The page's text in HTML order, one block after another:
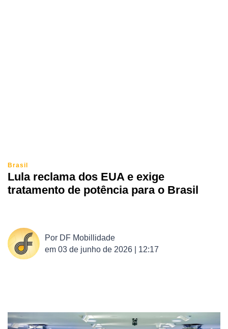
Brasil
Lula reclama dos EUA e exige
tratamento de potência para o Brasil
Por DF Mobillidade
em 03 de junho de 2026 | 12:17